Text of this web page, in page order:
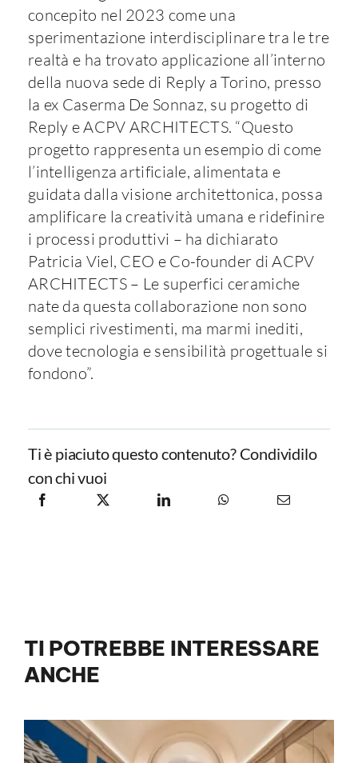
concepito nel 2023 come una
sperimentazione interdisciplinare tra le tre
realtà e ha trovato applicazione all’interno
della nuova sede di Reply a Torino, presso
la ex Caserma De Sonnaz, su progetto di
Reply e ACPV ARCHITECTS. “Questo
progetto rappresenta un esempio di come
l’intelligenza artificiale, alimentata e
guidata dalla visione architettonica, possa
amplificare la creatività umana e ridefinire
i processi produttivi – ha dichiarato
Patricia Viel, CEO e Co-founder di ACPV
ARCHITECTS – Le superfici ceramiche
nate da questa collaborazione non sono
semplici rivestimenti, ma marmi inediti,
dove tecnologia e sensibilità progettuale si
fondono”.
Ti è piaciuto questo contenuto? Condividilo
con chi vuoi
TI POTREBBE INTERESSARE
ANCHE